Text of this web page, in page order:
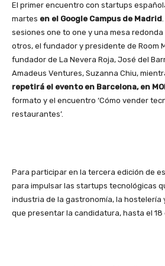
El primer encuentro con startups
martes en el Google Campus de Madrid
sesiones one to one y una mesa
otros, el fundador y presidente de Room
fundador de La Nevera Roja, José del
Amadeus Ventures, Suzanna Chiu,
repetirá el evento en Barcelona, en
formato y el encuentro ‘Cómo vender
restaurantes’.
Para participar en la tercera edición de
para impulsar las startups tecnológicas
industria de la gastronomía, la hostelería
que presentar la candidatura, hasta el 18